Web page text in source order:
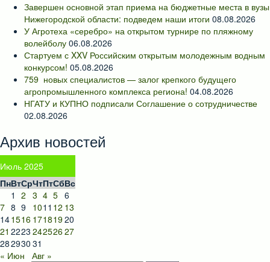
Завершен основной этап приема на бюджетные места в вузы
Нижегородской области: подведем наши итоги 08.08.2026
У Агротеха «серебро» на открытом турнире по пляжному
волейболу 06.08.2026
Стартуем с XXV Российским открытым молодежным водным
конкурсом! 05.08.2026
759 новых специалистов — залог крепкого будущего
агропромышленного комплекса региона! 04.08.2026
НГАТУ и КУПНО подписали Соглашение о сотрудничестве
02.08.2026
Архив новостей
Июль 2025
ПнВтСрЧтПтСбВс
1 2 3 4 5 6
7 8 9 1011 12 13
141516 17181920
21 2223 24252627
282930 31
« Июн
Авг »